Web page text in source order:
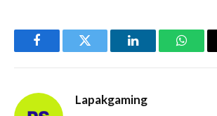
FacebookTwitter LinkedIn
Lapakgaming